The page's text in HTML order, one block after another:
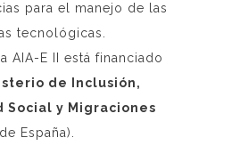
para el manejo de las
tecnológicas.
AIA-E II está financiado
de Inclusión,
Social y Migraciones
España).